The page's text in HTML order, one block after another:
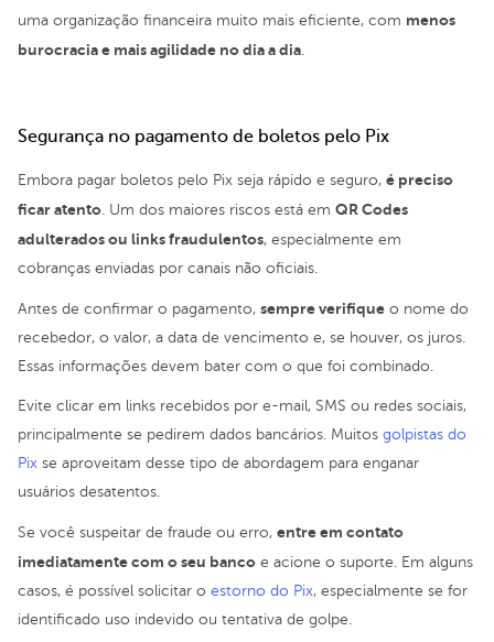
uma organização financeira muito mais eficiente, com menos
burocracia e mais agilidade no dia a dia
Segurança no pagamento de boletos pelo Pix
Embora pagar boletos pelo Pix seja rápido e seguro, é preciso
ficar atento . Um dos maiores riscos está em QR Codes
adulterados ou links fraudulentos, especialmente em
cobranças enviadas por canais não oficiais.
Antes de confirmar o pagamento, sempre verifique o nome do
recebedor, o valor, a data de vencimento e, se houver, os juros.
Essas informações devem bater com o que foi combinado.
Evite clicar em links recebidos por e-mail, SMS ou redes sociais,
principalmente se pedirem dados bancários. Muitos golpistas do
Pix se aproveitam desse tipo de abordagem para enganar
usuários desatentos.
Se você suspeitar de fraude ou erro, entre em contato
imediatamente com o seu banco e acione o suporte. Em alguns
casos, é possível solicitar o estorno do Pix, especialmente se for
identificado uso indevido ou tentativa de golpe.